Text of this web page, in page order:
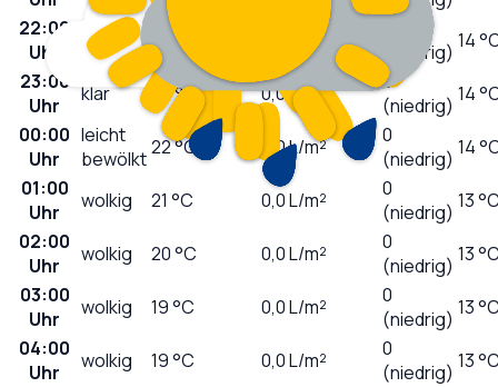
22:00
Uhr
klar 24°C L/m²
(niedrig) 14
23:00
Uhr
klar 23°C 0,0L/m²
0
(niedrig) 14
00:00
Uhr
leicht
bewölkt22°C 0,0L/m²
0
(niedrig) 14
01:00
Uhr
wolkig 21 °C 0,0L/m²
0
(niedrig) 13
02:00
Uhr
wolkig 20°C 0,0L/m²
0
(niedrig) 13
03:00
Uhr
wolkig 19°C 0,0L/m²
0
(niedrig) 13
04:00
Uhr
wolkig 19°C 0,0L/m²
0
(niedrig) 13